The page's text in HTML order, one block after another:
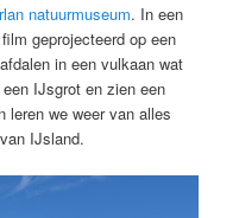
natuurmuseum. In een
geprojecteerd op een
in een vulkaan wat
IJsgrot en zien een
leren we weer van alles
IJsland.